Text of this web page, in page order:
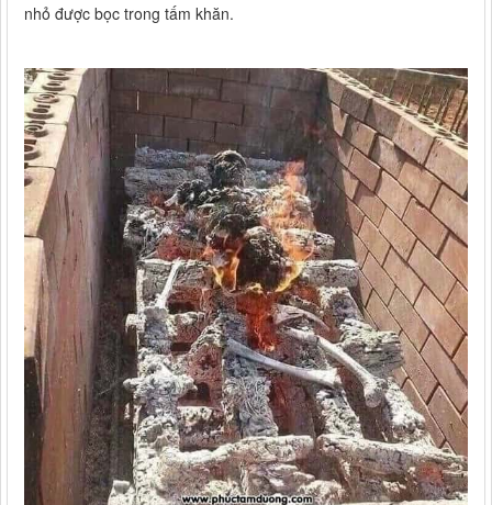
nhỏ được bọc trong tấm khăn.